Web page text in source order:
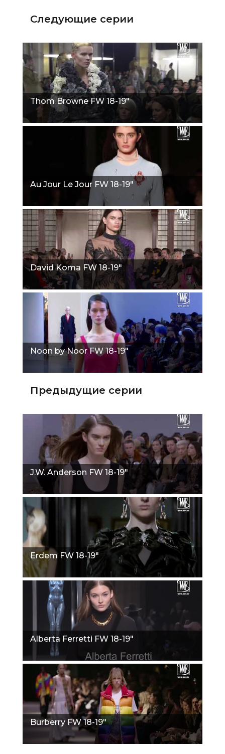
Следующие серии
Thom Browne FW 18-19"
Au Jour Le Jour FW 18-19"
David Koma FW 18-19"
Noon by Noor FW 18-19"
Предыдущие серии
J.W. Anderson FW 18-19"
Erdem FW 18-19"
Alberta Ferretti FW 18-19"
Burberry FW 18-19"